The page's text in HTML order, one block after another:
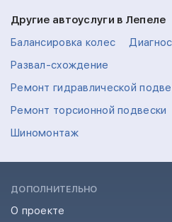
Другие автоуслуги в Лепеле
Балансировка колес
Развал-схождение
Ремонт гидравлической
Ремонт торсионной подвески
Шиномонтаж
ДОПОЛНИТЕЛЬНО
О проекте